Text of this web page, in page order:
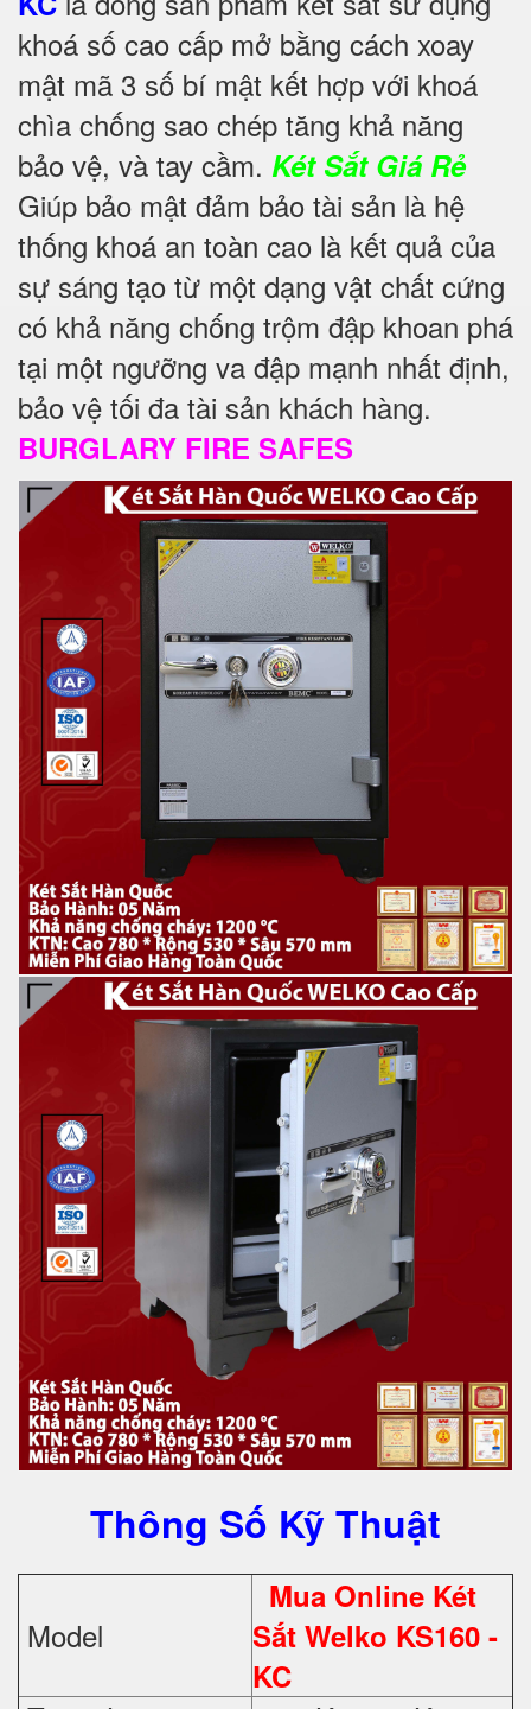
khoá số cao cấp mở bằng cách xoay
mật mã 3 số bí mật kết hợp với khoá
chìa chống sao chép tăng khả năng
bảo vệ, và tay cầm. Két Sắt Giá Rẻ
Giúp bảo mật đảm bảo tài sản là hệ
thống khoá an toàn cao là kết quả của
sự sáng tạo từ một dạng vật chất cứng
có khả năng chống trộm đập khoan phá
tại một ngưỡng va đập mạnh nhất định,
bảo vệ tối đa tài sản khách hàng.
BURGLARY FIRE SAFES
Thông Số Kỹ Thuật
Model
Mua Online Két
Sắt Welko KS160 -
KC